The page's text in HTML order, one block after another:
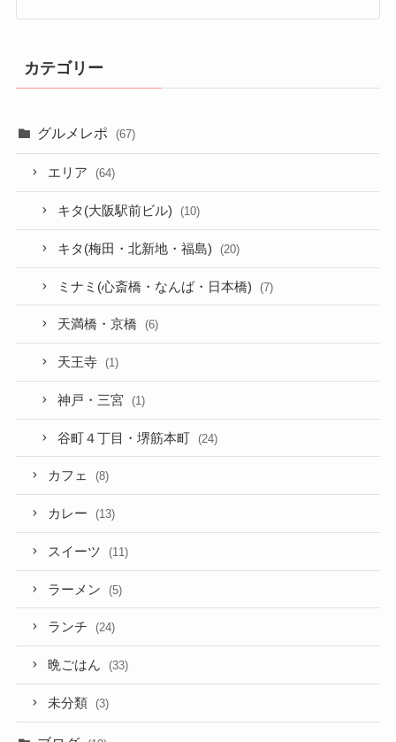
カテゴリー
グルメレポ (67)
エリア (64)
キタ(大阪駅前ビル) (10)
キタ(梅田・北新地・福島) (20)
ミナミ(心斎橋・なんば・日本橋) (7)
天満橋・京橋 (6)
天王寺 (1)
神戸・三宮 (1)
谷町４丁目・堺筋本町 (24)
カフェ (8)
カレー (13)
スイーツ (11)
ラーメン (5)
ランチ (24)
晩ごはん (33)
未分類 (3)